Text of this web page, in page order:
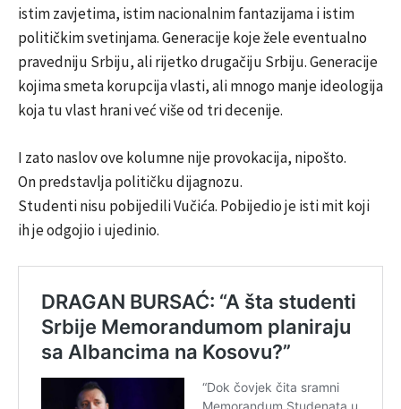
istim zavjetima, istim nacionalnim fantazijama i istim
političkim svetinjama. Generacije koje žele eventualno
pravedniju Srbiju, ali rijetko drugačiju Srbiju. Generacije
kojima smeta korupcija vlasti, ali mnogo manje ideologija
koja tu vlast hrani već više od tri decenije.
I zato naslov ove kolumne nije provokacija, nipošto.
On predstavlja političku dijagnozu.
Studenti nisu pobijedili Vučića. Pobijedio je isti mit koji
ih je odgojio i ujedinio.